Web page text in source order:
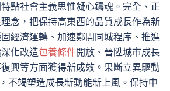
點社會主義思惟凝心鑄魂。完全、正
念，把保持高東西的品質成長作為新
經濟運轉、加速鄭開同城程序、推進
化改造包養條件開放、晉陞城市成長
興等方面獲得新成效。果斷立異驅動
不竭塑造成長新動能新上風。保持中